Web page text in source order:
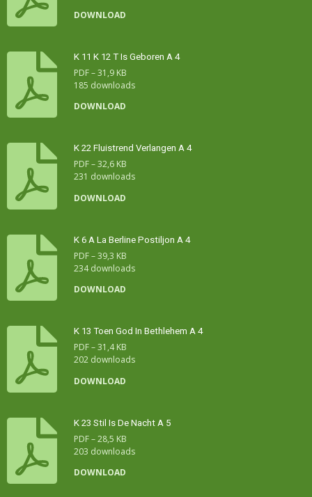
DOWNLOAD
K 11 K 12 T Is Geboren A 4
PDF – 31,9 KB
185 downloads
DOWNLOAD
K 22 Fluistrend Verlangen A 4
PDF – 32,6 KB
231 downloads
DOWNLOAD
K 6 A La Berline Postiljon A 4
PDF – 39,3 KB
234 downloads
DOWNLOAD
K 13 Toen God In Bethlehem A 4
PDF – 31,4 KB
202 downloads
DOWNLOAD
K 23 Stil Is De Nacht A 5
PDF – 28,5 KB
203 downloads
DOWNLOAD